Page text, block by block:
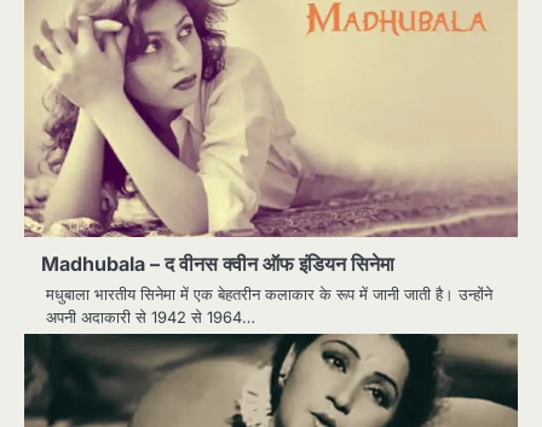
Madhubala – द वीनस क्वीन ऑफ इंडियन सिनेमा
मधुबाला भारतीय सिनेमा में एक बेहतरीन कलाकार के रूप में जानी जाती है। उन्होंने
अपनी अदाकारी से 1942 से 1964…